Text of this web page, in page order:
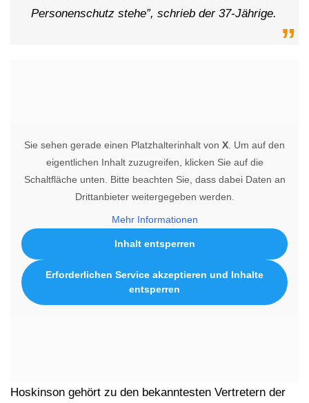
Personenschutz stehe”, schrieb der 37-Jährige.
Sie sehen gerade einen Platzhalterinhalt von X . Um auf den
eigentlichen Inhalt zuzugreifen, klicken Sie auf die
Schaltfläche unten. Bitte beachten Sie, dass dabei Daten an
Drittanbieter weitergegeben werden.
Mehr Informationen
Inhalt entsperren
Erforderlichen Service akzeptieren und Inhalte
entsperren
Hoskinson gehört zu den bekanntesten Vertretern der